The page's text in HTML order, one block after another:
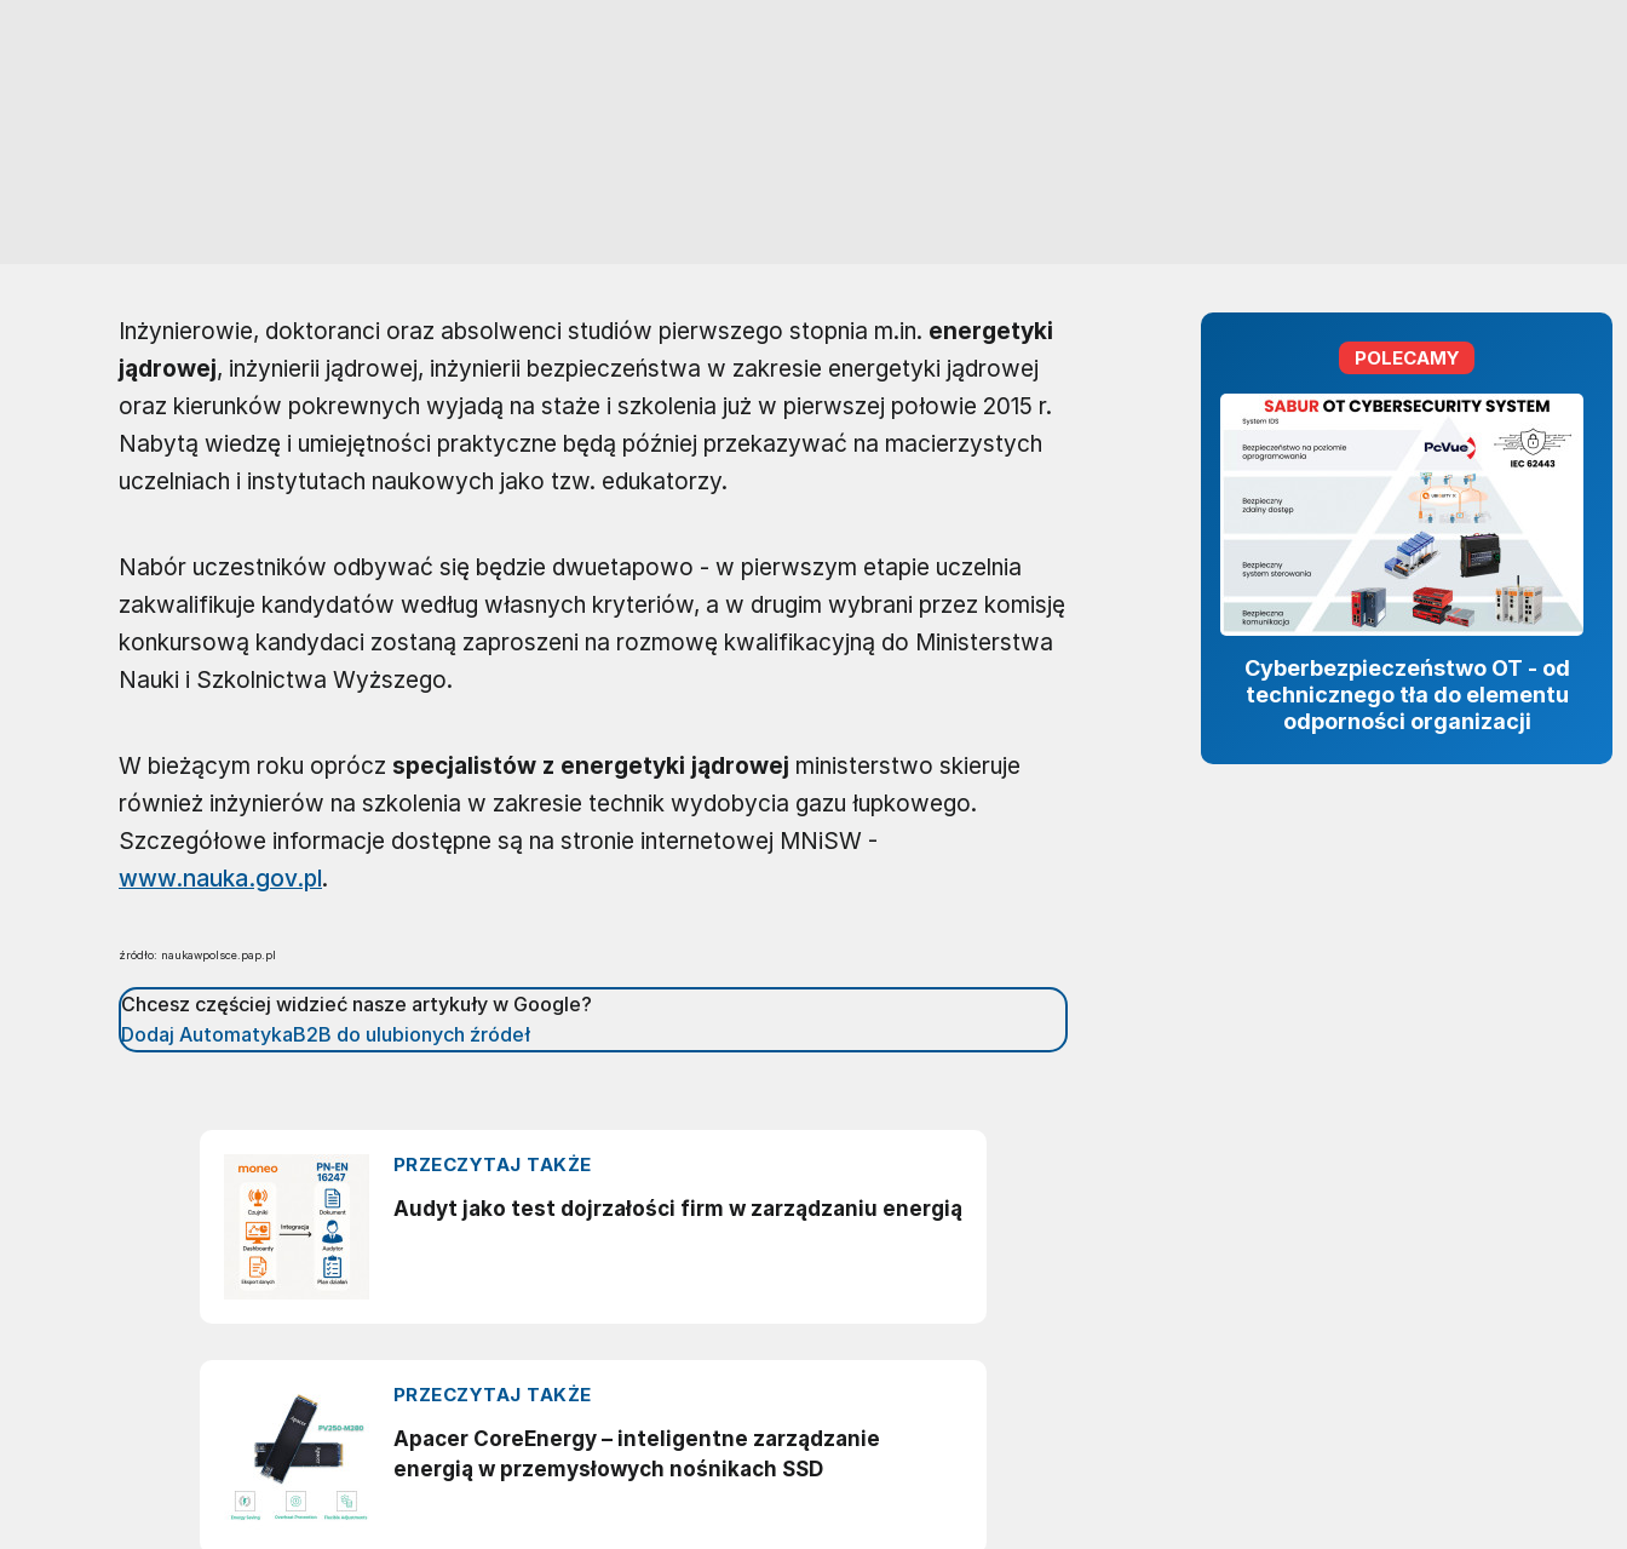
Inżynierowie, doktoranci oraz absolwenci studiów pierwszego stopnia m.in. energetyki
jądrowej, inżynierii jądrowej, inżynierii bezpieczeństwa w zakresie energetyki jądrowej
oraz kierunków pokrewnych wyjadą na staże i szkolenia już w pierwszej połowie 2015 r.
Nabytą wiedzę i umiejętności praktyczne będą później przekazywać na macierzystych
uczelniach i instytutach naukowych jako tzw. edukatorzy.
Nabór uczestników odbywać się będzie dwuetapowo - w pierwszym etapie uczelnia
zakwalifikuje kandydatów według własnych kryteriów, a w drugim wybrani przez komisję
konkursową kandydaci zostaną zaproszeni na rozmowę kwalifikacyjną do Ministerstwa
Nauki i Szkolnictwa Wyższego.
W bieżącym roku oprócz specjalistów z energetyki jądrowej ministerstwo skieruje
również inżynierów na szkolenia w zakresie technik wydobycia gazu łupkowego.
Szczegółowe informacje dostępne są na stronie internetowej MNiSW -
www.nauka.gov.pl.
źródło: naukawpolsce.pap.pl
Chcesz częściej widzieć nasze artykuły w Google?
Dodaj AutomatykaB2B do ulubionych źródeł
POLECAMY
Cyberbezpieczeństwo OT - od
technicznego tła do elementu
odporności organizacji